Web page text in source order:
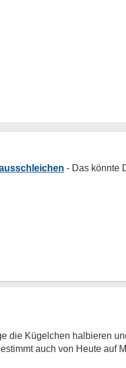
die Kügelchen halbieren
auch von Heute auf